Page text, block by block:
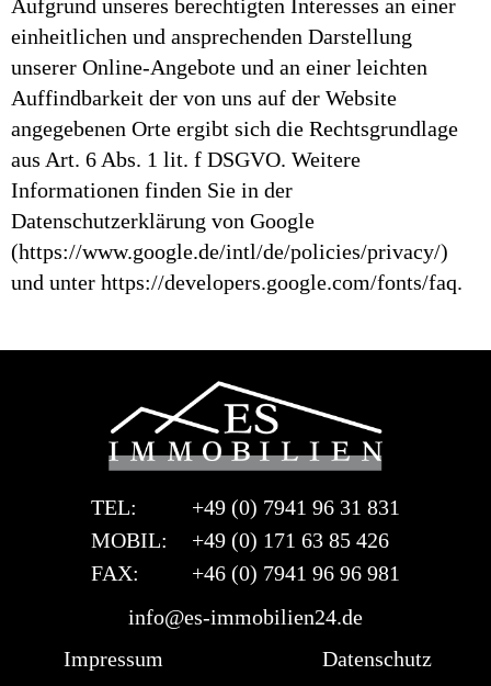
Aufgrund unseres berechtigten Interesses an einer
einheitlichen und ansprechenden Darstellung
unserer Online-Angebote und an einer leichten
Auffindbarkeit der von uns auf der Website
angegebenen Orte ergibt sich die Rechtsgrundlage
aus Art. 6 Abs. 1 lit. f DSGVO. Weitere
Informationen finden Sie in der
Datenschutzerklärung von Google
(https://www.google.de/intl/de/policies/privacy/)
und unter https://developers.google.com/fonts/faq.
TEL:
+49 (0) 7941 96 31 831
MOBIL:
+49 (0) 171 63 85 426
FAX:
+46 (0) 7941 96 96 981
info@es-immobilien24.de
Impressum
Datenschutz